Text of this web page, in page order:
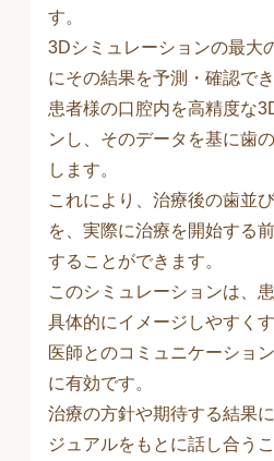
す。
3Dシミュレーションの最大
にその結果を予測・確認でき
患者様の口腔内を高精度な
ンし、そのデータを基に歯
します。
これにより、治療後の歯並
を、実際に治療を開始する
することができます。
このシミュレーションは、
具体的にイメージしやすく
医師とのコミュニケーショ
に有効です。
治療の方針や期待する結果
ジュアルをもとに話し合う